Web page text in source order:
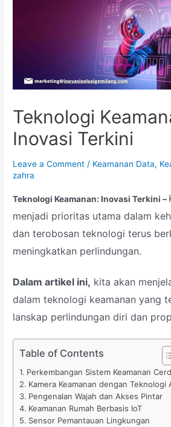
Teknologi
Inovasi Terkini
Leave a Comment / Keamanan Data,
zahra
Teknologi Keamanan: Inovasi Terkini –
menjadi prioritas utama dalam
dan terobosan teknologi terus
meningkatkan perlindungan.
Dalam artikel ini, kita akan
dalam teknologi keamanan yang
lanskap perlindungan diri dan
Table of Contents
Perkembangan Sistem Keamanan
Kamera Keamanan dengan Teknologi
Pengenalan Wajah dan Akses Pintar
Keamanan Rumah Berbasis IoT
Sensor Pemantauan Lingkungan